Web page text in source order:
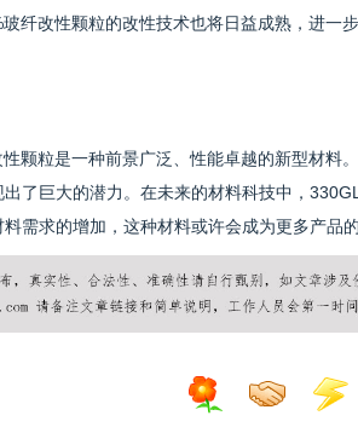
纤改性颗粒的改性技术也将日益成熟，进一
颗粒是一种前景广泛、性能卓越的新型材料
了巨大的潜力。在未来的材料科技中，
需求的增加，这种材料或许会成为更多产品